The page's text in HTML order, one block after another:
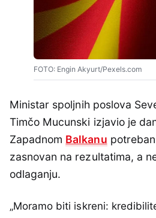
FOTO: Engin Akyurt/Pexels.com
Ministar spoljnih poslova
Timčo Mucunski izjavio je
Zapadnom Balkanu
zasnovan na rezultatima, a
odlaganju.
„Moramo biti iskreni: